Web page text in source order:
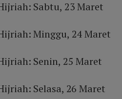
Sabtu, 23 Maret
Minggu, 24 Maret
Senin, 25 Maret
Selasa, 26 Maret